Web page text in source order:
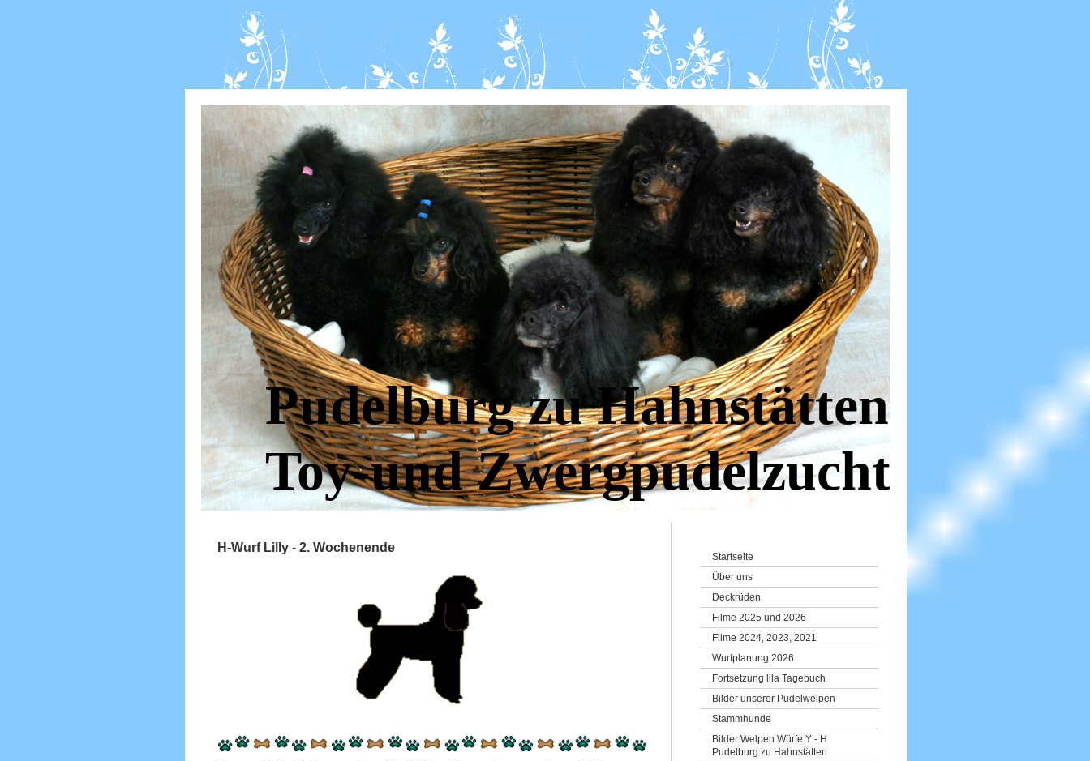
Pudelburg zu Hahnstätten
Toy-und Zwergpudelzucht
H-Wurf Lilly - 2. Wochenende
Startseite
Über uns
Deckrüden
Filme 2025 und 2026
Filme 2024, 2023, 2021
Wurfplanung 2026
Fortsetzung lila Tagebuch
Bilder unserer Pudelwelpen
Stammhunde
Bilder Welpen Würfe Y - H
Pudelburg zu Hahnstätten